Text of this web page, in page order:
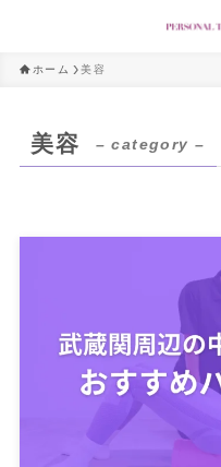
ホーム 美容
美容 – category –